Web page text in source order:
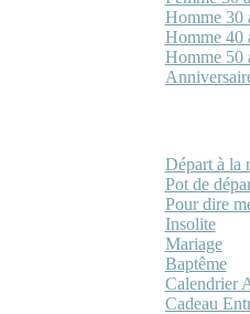
Homme 30
Homme 40
Homme 50
Départ à la
Pot de
Pour dire
Insolite
Mariage
Baptême
Calendrier
Cadeau